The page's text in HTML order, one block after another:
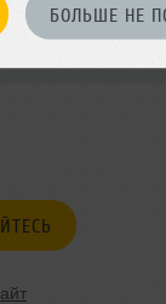
БОЛЬШЕ НЕ